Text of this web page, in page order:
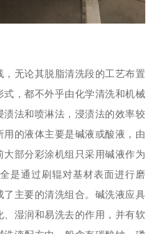
无论其脱脂清洗段的工艺布置
，都不外乎由化学清洗和机械
法和喷淋法，浸渍法的效率较
的液体主要是碱液或酸液，由
部分彩涂机组只采用碱液作为
是通过刷辊对基材表面进行磨
主要的清洗组合。碱洗液应具
湿润和易洗去的作用，并有软